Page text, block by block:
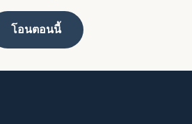
โอนตอนนี้